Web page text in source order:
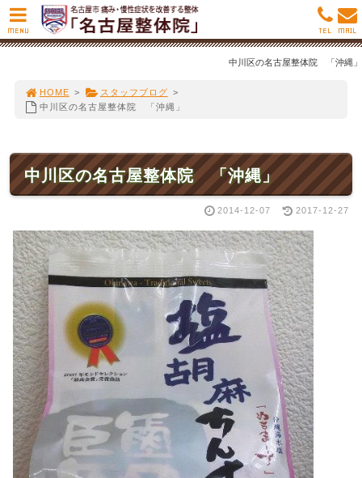
中川区の名古屋整体院 「沖縄」
HOME > スタッフブログ >
中川区の名古屋整体院 「沖縄」
中川区の名古屋整体院 「沖縄」
2014-12-07 2017-12-27
MENU MAIL
TEL